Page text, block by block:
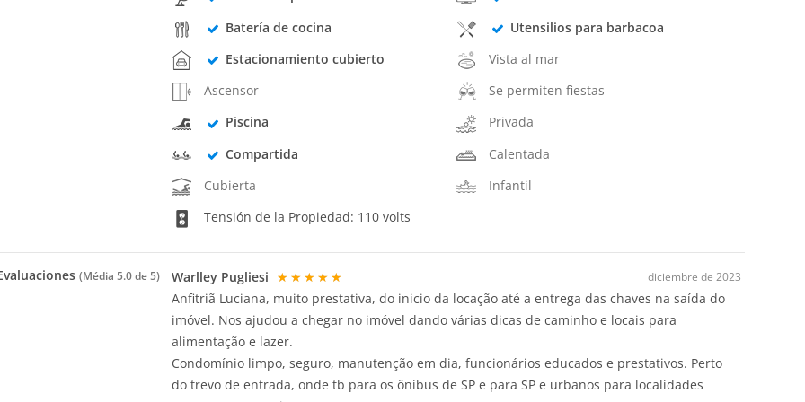
Batería de cocina
Utensilios para barbacoa
Estacionamiento cubierto
Vista al mar
Ascensor
Se permiten fiestas
Piscina
Privada
Compartida
Calentada
Cubierta
Infantil
Tensión de la Propiedad: 110 volts
(Média 5.0 de 5) diciembre de 2023
Warlley Pugliesi ★★★★★
Anfitriã Luciana, muito prestativa, do inicio da locação até a entrega das chaves na saída do
imóvel. Nos ajudou a chegar no imóvel dando várias dicas de caminho e locais para
alimentação e lazer.
Condomínio limpo, seguro, manutenção em dia, funcionários educados e prestativos. Perto
do trevo de entrada, onde tb para os ônibus de SP e para SP e urbanos para localidades